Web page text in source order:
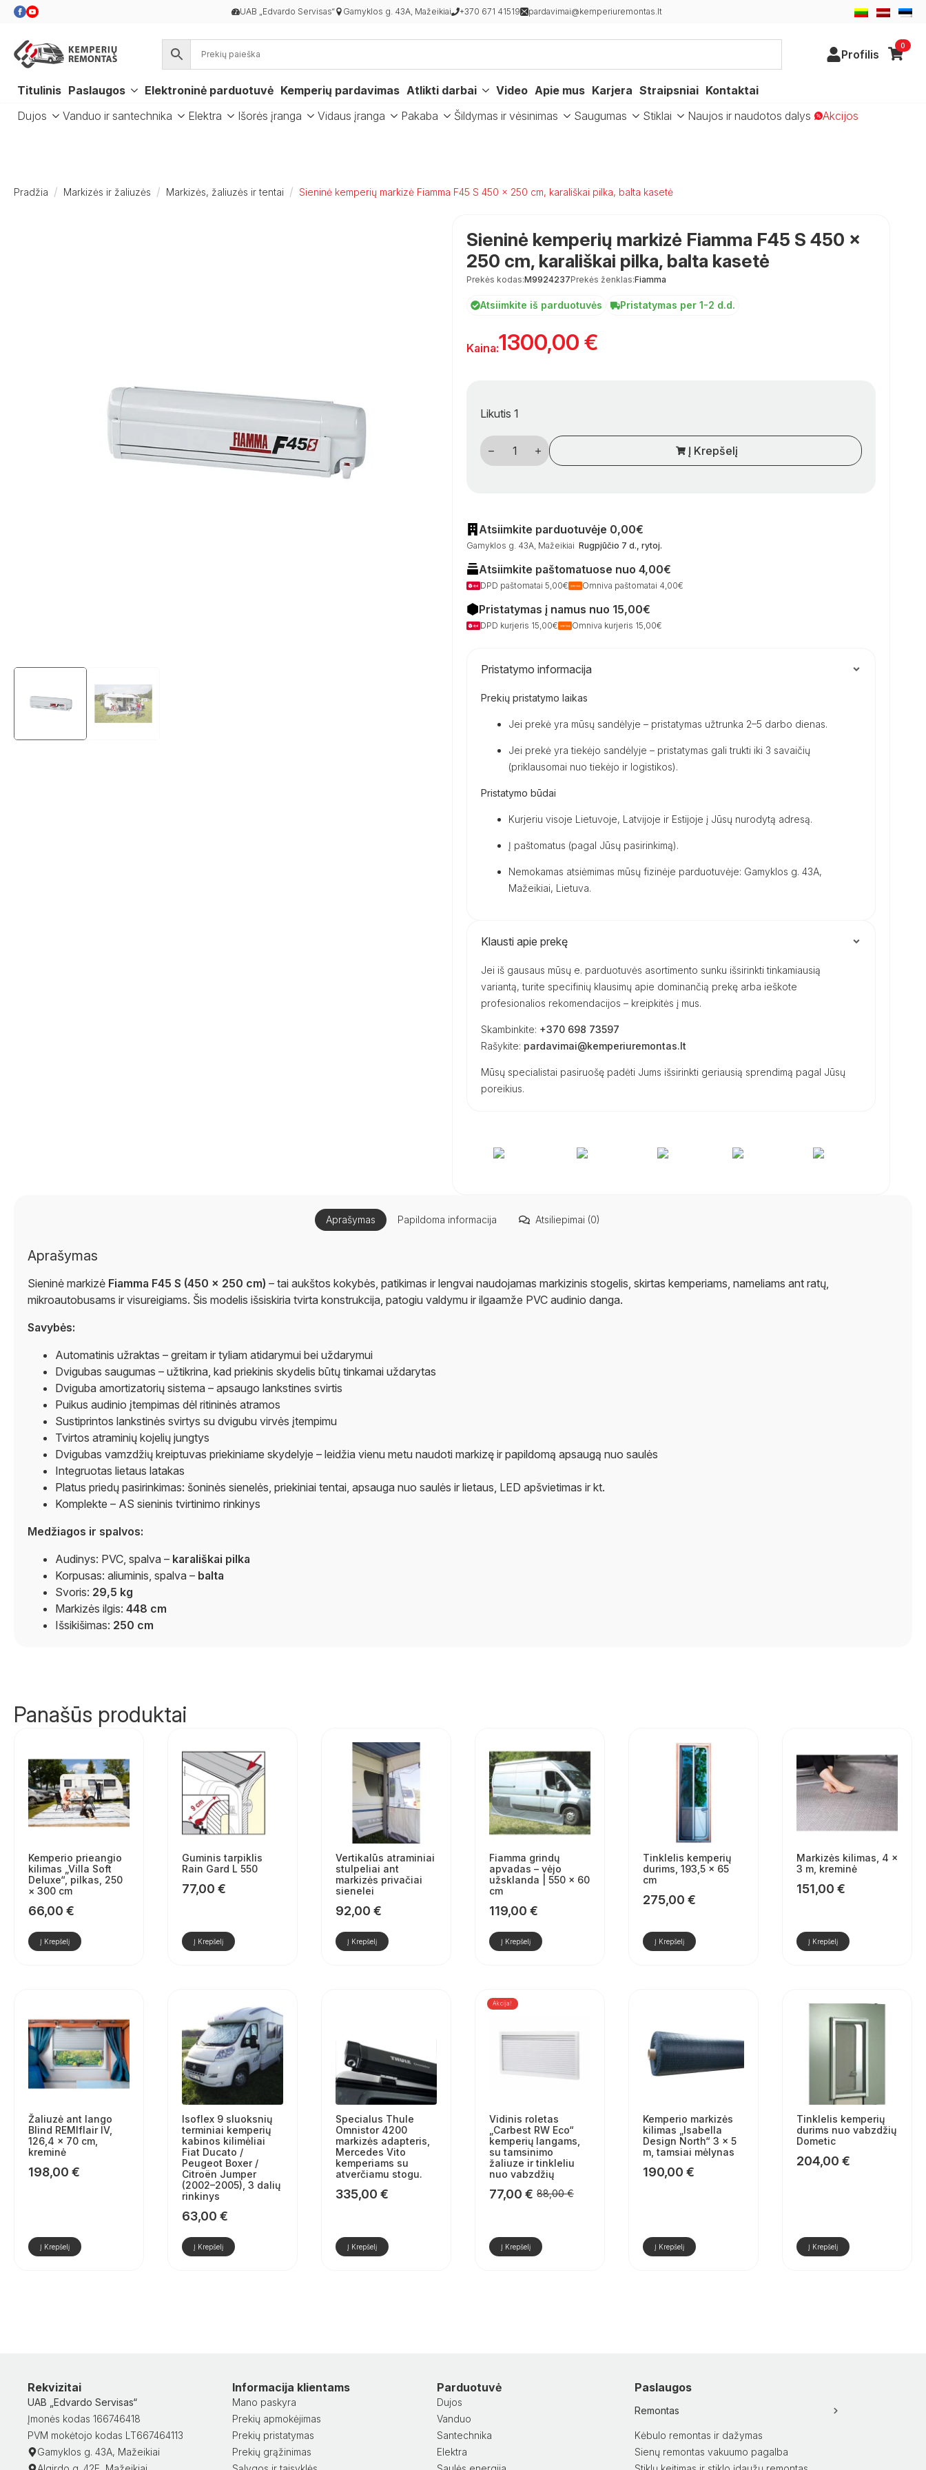
UAB „Edvardo Servisas“ Gamyklos g. 43A, Mažeikiai +370 671 41519 pardavimai@kemperiuremontas.lt
Profilis
0
Titulinis Paslaugos Elektroninė parduotuvė Kemperių pardavimas Atlikti darbai Video Apie mus Karjera Straipsniai Kontaktai
Dujos
Vanduo ir santechnika Elektra Išorės įranga Vidaus įranga Pakaba Šildymas ir vėsinimas Saugumas Stiklai Naujos ir naudotos dalys Akcijos
Pradžia Markizės ir žaliuzės Markizės, žaliuzės ir tentai Sieninė kemperių markizė Fiamma F45 S 450 × 250 cm, karališkai pilka, balta kasetė
Sieninė kemperių markizė Fiamma F45 S 450 ×
250 cm, karališkai pilka, balta kasetė
Prekės kodas:M9924237Prekės ženklas:Fiamma
Atsiimkite iš parduotuvės Pristatymas per 1-2 d.d.
Kaina:1300,00 €
Likutis 1
produkto
kiekis:
Sieninė
450
250
cm,
karališkai
pilka,
balta
kasetė
Į Krepšelį
Atsiimkite parduotuvėje 0,00€
Gamyklos g. 43A, Mažeikiai Rugpjūčio 7 d., rytoj.
Atsiimkite paštomatuose nuo 4,00€
DPD paštomatai 5,00€ Omniva paštomatai 4,00€
Pristatymas į namus nuo 15,00€
DPD kurjeris 15,00€ Omniva kurjeris 15,00€
Pristatymo informacija
Prekių pristatymo laikas
Jei prekė yra mūsų sandėlyje – pristatymas užtrunka 2–5 darbo dienas.
Jei prekė yra tiekėjo sandėlyje – pristatymas gali trukti iki 3 savaičių
(priklausomai nuo tiekėjo ir logistikos).
Pristatymo būdai
Kurjeriu visoje Lietuvoje, Latvijoje ir Estijoje į Jūsų nurodytą adresą.
Į paštomatus (pagal Jūsų pasirinkimą).
Nemokamas atsiėmimas mūsų fizinėje parduotuvėje: Gamyklos g. 43A,
Mažeikiai, Lietuva.
Klausti apie prekę
Jei iš gausaus mūsų e. parduotuvės asortimento sunku išsirinkti tinkamiausią
variantą, turite specifinių klausimų apie dominančią prekę arba ieškote
profesionalios rekomendacijos – kreipkitės į mus.
Skambinkite: +370 698 73597
Rašykite: pardavimai@kemperiuremontas.lt
Mūsų specialistai pasiruošę padėti Jums išsirinkti geriausią sprendimą pagal Jūsų
poreikius.
Aprašymas Papildoma informacija Atsiliepimai (0)
Aprašymas
Sieninė markizė Fiamma F45 S (450 × 250 cm) – tai aukštos kokybės, patikimas ir lengvai naudojamas markizinis stogelis, skirtas kemperiams, nameliams ant ratų,
mikroautobusams ir visureigiams. Šis modelis išsiskiria tvirta konstrukcija, patogiu valdymu ir ilgaamže PVC audinio danga.
Savybės:
Automatinis užraktas – greitam ir tyliam atidarymui bei uždarymui
Dvigubas saugumas – užtikrina, kad priekinis skydelis būtų tinkamai uždarytas
Dviguba amortizatorių sistema – apsaugo lankstines svirtis
Puikus audinio įtempimas dėl ritininės atramos
Sustiprintos lankstinės svirtys su dvigubu virvės įtempimu
Tvirtos atraminių kojelių jungtys
Dvigubas vamzdžių kreiptuvas priekiniame skydelyje – leidžia vienu metu naudoti markizę ir papildomą apsaugą nuo saulės
Integruotas lietaus latakas
Platus priedų pasirinkimas: šoninės sienelės, priekiniai tentai, apsauga nuo saulės ir lietaus, LED apšvietimas ir kt.
Komplekte – AS sieninis tvirtinimo rinkinys
Medžiagos ir spalvos:
Audinys: PVC, spalva – karališkai pilka
Korpusas: aliuminis, spalva – balta
Svoris: 29,5 kg
Markizės ilgis: 448 cm
Išsikišimas: 250 cm
Panašūs produktai
Kemperio prieangio
kilimas „Villa Soft
Deluxe“, pilkas, 250
× 300 cm
66,00 €
Į Krepšelį
Guminis tarpiklis
Rain Gard L 550
77,00 €
Į Krepšelį
Vertikalūs atraminiai
stulpeliai ant
markizės privačiai
sienelei
92,00 €
Į Krepšelį
Fiamma grindų
apvadas – vėjo
užsklanda | 550 × 60
cm
119,00 €
Į Krepšelį
Tinklelis kemperių
durims, 193,5 x 65
cm
275,00 €
Į Krepšelį
Markizės kilimas, 4 x
3 m, kreminė
151,00 €
Į Krepšelį
Žaliuzė ant lango
Blind REMIflair IV,
126,4 x 70 cm,
kreminė
198,00 €
Į Krepšelį
Isoflex 9 sluoksnių
terminiai kemperių
kabinos kilimėliai
Fiat Ducato /
Peugeot Boxer /
Citroën Jumper
(2002–2005), 3 dalių
rinkinys
63,00 €
Į Krepšelį
Specialus Thule
Omnistor 4200
markizės adapteris,
Mercedes Vito
kemperiams su
atverčiamu stogu.
335,00 €
Į Krepšelį
Akcija!
Vidinis roletas
„Carbest RW Eco“
kemperių langams,
su tamsinimo
žaliuze ir tinkleliu
nuo vabzdžių
88,00€
Pradinė
88,00 €.
77,00 €
Dabartinė
77,00 €.
Į Krepšelį
Kemperio markizės
kilimas „Isabella
Design North“ 3 × 5
m, tamsiai mėlynas
190,00 €
Į Krepšelį
Tinklelis kemperių
durims nuo vabzdžių
Dometic
204,00 €
Į Krepšelį
Rekvizitai
UAB „Edvardo Servisas“
Įmonės kodas 166746418
PVM mokėtojo kodas LT667464113
Gamyklos g. 43A, Mažeikiai
Informacija klientams
Mano paskyra
Prekių apmokėjimas
Prekių pristatymas
Prekių grąžinimas
Parduotuvė
Dujos
Vanduo
Santechnika
Elektra
Paslaugos
Remontas
Kėbulo remontas ir dažymas
Sienų remontas vakuumo pagalba